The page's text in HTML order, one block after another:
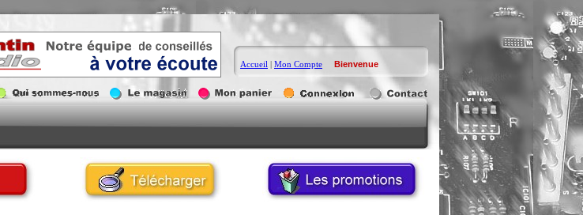
Accueil | Mon Compte Bienvenue